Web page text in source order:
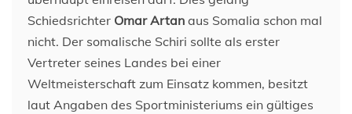
Schiedsrichter Omar Artan aus Somalia schon mal
nicht. Der somalische Schiri sollte als erster
Vertreter seines Landes bei einer
Weltmeisterschaft zum Einsatz kommen, besitzt
laut Angaben des Sportministeriums ein gültiges